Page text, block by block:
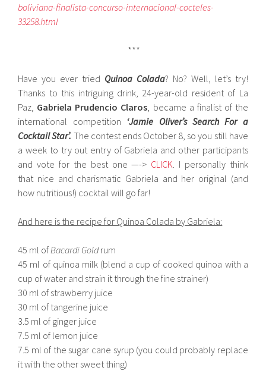
boliviana-finalista-concurso-internacional-cocteles-
33258.html
***
Have you ever tried Quinoa Colada? No? Well, let’s try!
Thanks to this intriguing drink, 24-year-old resident of La
Paz, Gabriela Prudencio Claros, became a finalist of the
international competition ‘Jamie Oliver’s Search For a
Cocktail Star’. The contest ends October 8, so you still have
a week to try out entry of Gabriela and other participants
and vote for the best one —-> CLICK. I personally think
that nice and charismatic Gabriela and her original (and
how nutritious!) cocktail will go far!
And here is the recipe for Quinoa Colada by Gabriela:
45 ml ofBacardi Goldrum
45 ml of quinoa milk (blend a cup of cooked quinoa with a
cup of water and strain it through the fine strainer)
30 ml of strawberry juice
30 ml of tangerine juice
3.5 ml of ginger juice
7.5 ml of lemon juice
7.5 ml of the sugar cane syrup (you could probably replace
it with the other sweet thing)